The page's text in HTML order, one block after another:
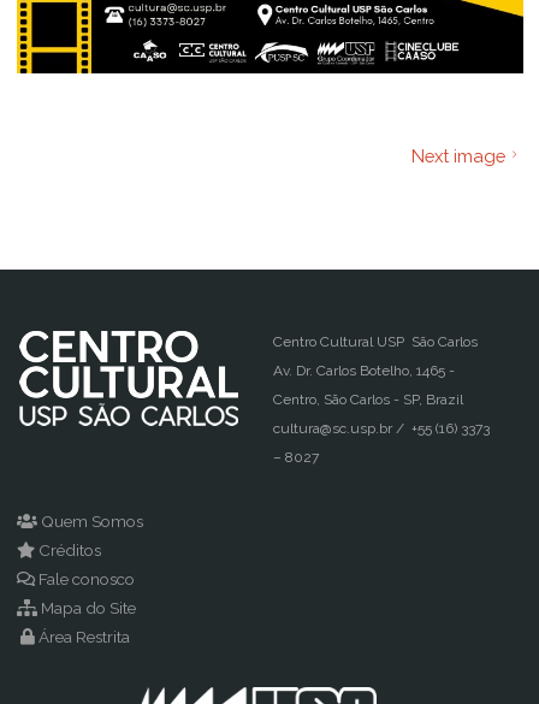
Next image
Centro Cultural USP São Carlos
Av. Dr. Carlos Botelho, 1465 -
Centro, São Carlos - SP, Brazil
cultura@sc.usp.br / +55 (16) 3373
– 8027
Quem Somos
Créditos
Fale conosco
Mapa do Site
Área Restrita